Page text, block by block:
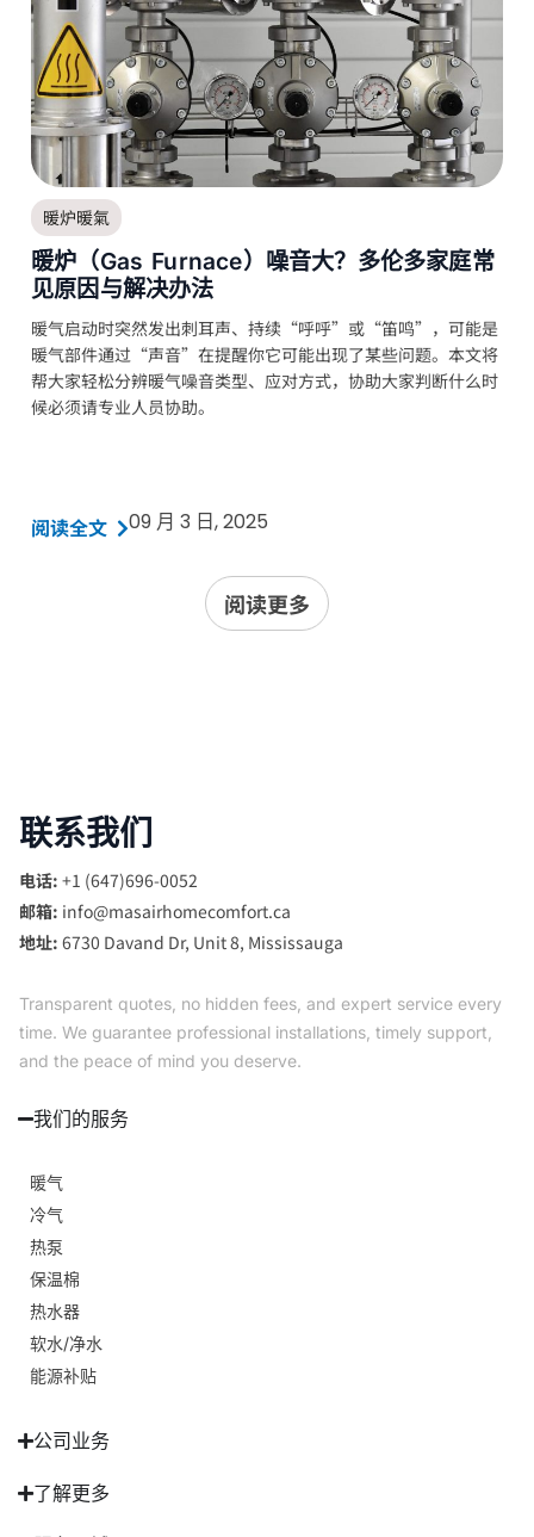
暖炉暖氣
暖炉（Gas Furnace）噪音大？多伦多家庭常
见原因与解决办法
暖气启动时突然发出刺耳声、持续“呼呼”或“笛鸣”，可能是
暖气部件通过“声音”在提醒你它可能出现了某些问题。本文将
帮大家轻松分辨暖气噪音类型、应对方式，协助大家判断什么时
候必须请专业人员协助。
阅读全文 09 月 3 日, 2025
阅读更多
联系我们
电话: +1 (647)696-0052
邮箱: info@masairhomecomfort.ca
地址: 6730 Davand Dr, Unit 8, Mississauga
Transparent quotes, no hidden fees, and expert service every
time. We guarantee professional installations, timely support,
and the peace of mind you deserve.
我们的服务
暖气
冷气
热泵
保温棉
热水器
软水/净水
能源补贴
公司业务
了解更多